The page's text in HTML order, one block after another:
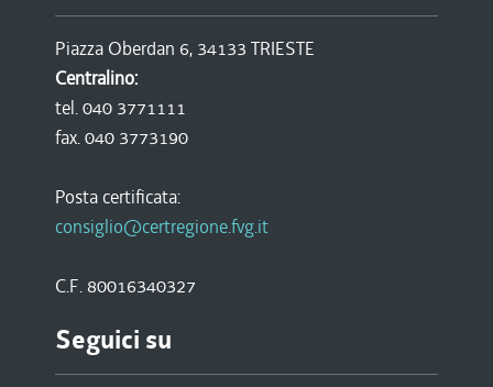
Piazza Oberdan 6, 34133 TRIESTE
Centralino:
tel. 040 3771111
fax. 040 3773190
Posta certificata:
consiglio@certregione.fvg.it
C.F. 80016340327
Seguici su